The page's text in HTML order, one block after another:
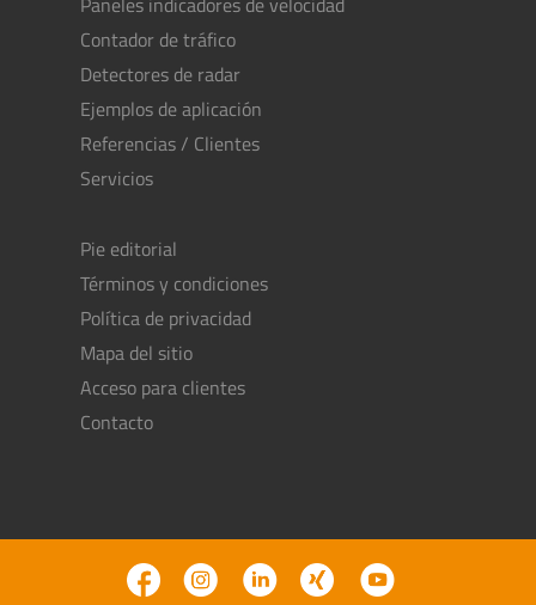
Contador de tráfico
Detectores de radar
Ejemplos de aplicación
Referencias / Clientes
Servicios
Pie editorial
Términos y condiciones
Política de privacidad
Mapa del sitio
Acceso para clientes
Contacto